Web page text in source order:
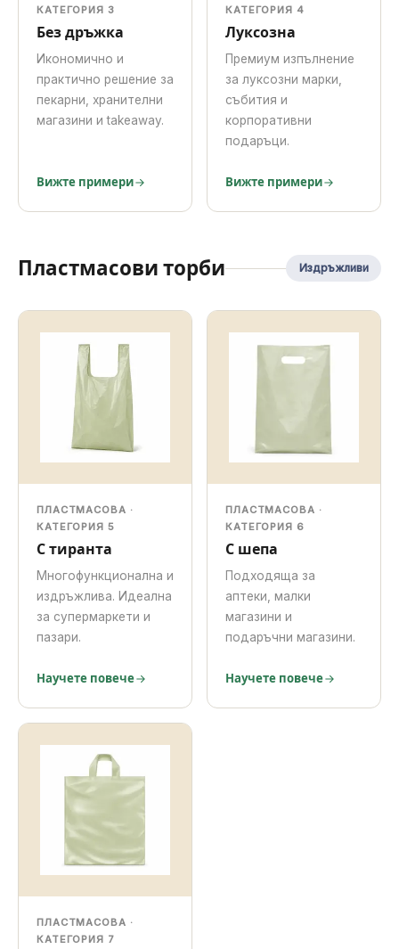
КАТЕГОРИЯ 3
Без дръжка
Икономично и
практично решение за
пекарни, хранителни
магазини и takeaway.
Вижте примери
КАТЕГОРИЯ 4
Луксозна
Премиум изпълнение
за луксозни марки,
събития и
корпоративни
подаръци.
Вижте примери
Пластмасови торби Издръжливи
ПЛАСТМАСОВА ·
КАТЕГОРИЯ 5
С тиранта
Многофункционална и
издръжлива. Идеална
за супермаркети и
пазари.
Научете повече
ПЛАСТМАСОВА ·
КАТЕГОРИЯ 6
С шепа
Подходяща за
аптеки, малки
магазини и
подаръчни магазини.
Научете повече
ПЛАСТМАСОВА ·
КАТЕГОРИЯ 7